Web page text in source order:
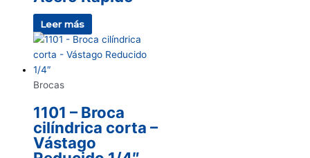
Leer más
Brocas
1101 – Broca
cilíndrica corta –
Vástago